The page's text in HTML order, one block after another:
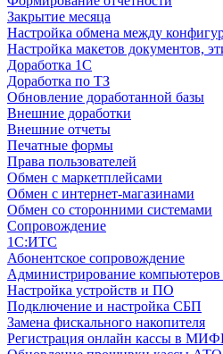
Закрытие месяца
Настройка обмена между
Настройка макетов документов,
Доработка 1С
Доработка по ТЗ
Обновление доработанной базы
Внешние доработки
Внешние отчеты
Печатные формы
Права пользователей
Обмен с маркетплейсами
Обмен с интернет-магазинами
Обмен со сторонними системами
Сопровождение
1C:ИТС
Абонентское сопровождение
Администрирование компьютеров
Настройка устройств и ПО
Подключение и настройка СБП
Замена фискального накопителя
Регистрация онлайн кассы в